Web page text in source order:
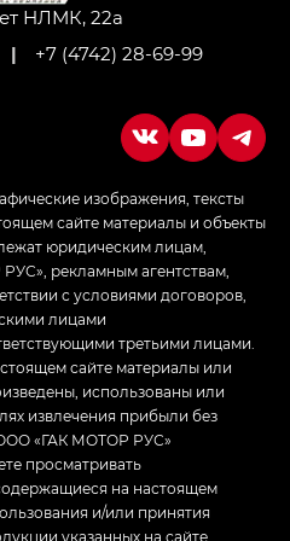
в комплектации
НЛМК, 22а
| +7 (4742) 28-69-99
изображения, тексты
сайте материалы и объекты
юридическим лицам,
рекламным агентствам,
с условиями договоров,
лицами
третьими лицами.
сайте материалы или
использованы или
извлечения прибыли без
ООО «ГАК МОТОР РУС»
просматривать
на настоящем
и/или принятия
указанных на сайте.